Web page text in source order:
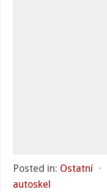
Posted in: Ostatní ⋅
autoskel